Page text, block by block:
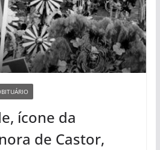
ícone da
de Castor,